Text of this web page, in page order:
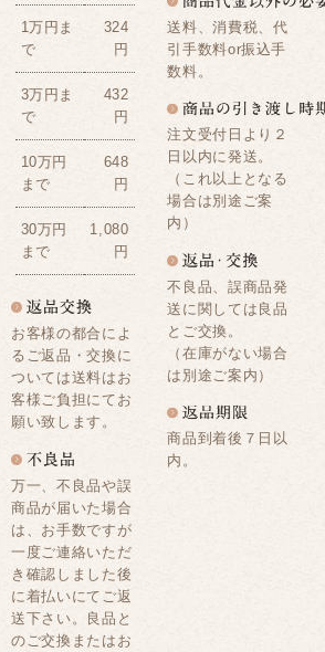
1万円ま
で
324
円
3万円ま
で
432
円
10万円
まで
648
円
30万円
まで
1,080
円
お客様の都合によ
るご返品・交換に
ついては送料はお
客様ご負担にてお
願い致します。
万一、不良品や誤
商品が届いた場合
は、お手数ですが
一度ご連絡いただ
き確認しました後
に着払いにてご返
送下さい。良品と
のご交換またはお
送料、消費税、代
引手数料or振込手
数料。
注文受付日より２
日以内に発送。
（これ以上となる
場合は別途ご案
内）
不良品、誤商品発
送に関しては良品
とご交換。
（在庫がない場合
は別途ご案内）
商品到着後７日以
内。